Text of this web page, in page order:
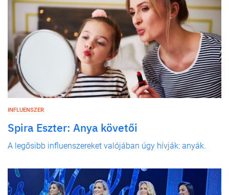
INFLUENSZER
Spira Eszter: Anya követői
A legősibb influenszereket valójában úgy hívják: anyák.